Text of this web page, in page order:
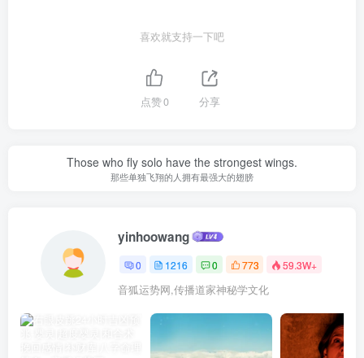
喜欢就支持一下吧
点赞0 分享
Those who fly solo have the strongest wings.
那些单独飞翔的人拥有最强大的翅膀
yinhoowang
0 1216 0 773 59.3W+
音狐运势网,传播道家神秘学文化